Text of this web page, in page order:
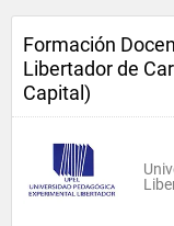
Formación
Libertador de
Capital)